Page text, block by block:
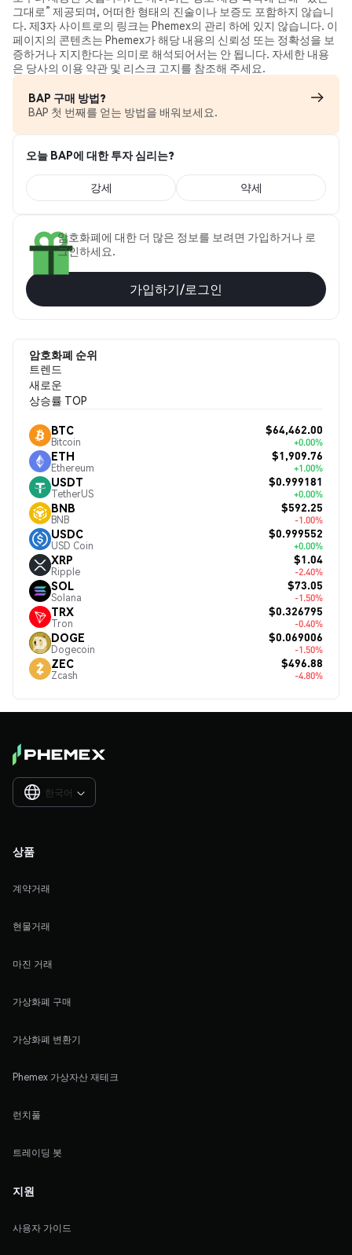
그대로” 제공되며, 어떠한 형태의 진술이나 보증도 포함하지 않습니
다. 제3자 사이트로의 링크는 Phemex의 관리 하에 있지 않습니다. 이
페이지의 콘텐츠는 Phemex가 해당 내용의 신뢰성 또는 정확성을 보
증하거나 지지한다는 의미로 해석되어서는 안 됩니다. 자세한 내용
은 당사의 이용 약관 및 리스크 고지를 참조해 주세요.
BAP 구매 방법?
BAP 첫 번째를 얻는 방법을 배워보세요.
오늘 BAP에 대한 투자 심리는?
강세 약세
암호화폐에 대한 더 많은 정보를 보려면 가입하거나 로
그인하세요.
가입하기/로그인
암호화폐 순위
트렌드
새로운
상승률 TOP
BTC
Bitcoin
$64,462.00
+0.00%
ETH
Ethereum
$1,909.76
+1.00%
USDT
TetherUS
$0.999181
+0.00%
BNB
BNB
$592.25
-1.00%
USDC
USD Coin
$0.999552
+0.00%
XRP
Ripple
$1.04
-2.40%
SOL
Solana
$73.05
-1.50%
TRX
Tron
$0.326795
-0.40%
DOGE
Dogecoin
$0.069006
-1.50%
ZEC
Zcash
$496.88
-4.80%
한국어 
상품
계약거래
현물거래
마진 거래
가상화폐 구매
가상화폐 변환기
Phemex 가상자산 재테크
런치풀
트레이딩 봇
지원
사용자 가이드